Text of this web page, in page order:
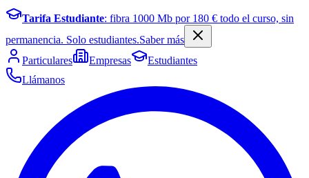
Tarifa Estudiante: fibra 1000 Mb por 180 € todo el curso, sin
permanencia. Solo estudiantes.Saber más
Particulares
Empresas
Estudiantes
Llámanos